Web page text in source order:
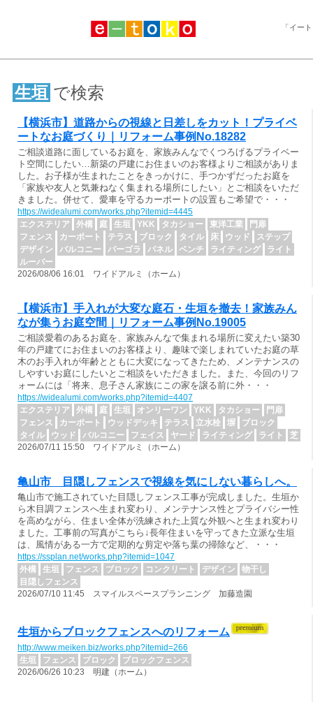
「イー
生垣 で検索
【横浜市】道路からの視線と日差しをカット！プライベ
ートなお庭づくり｜リフォーム事例No.18282
ご相談道路に面しているお庭を、家族みんなでくつろげるプライベー
ト空間にしたい…新築の戸建にお住まいのお客様よりご相談がありま
した。お子様が生まれたことをきっかけに、手つかずだったお庭を
「家族や友人と気兼ねなく集まれる場所にしたい」とご相談をいただ
きました。併せて、愛車を守るカーポートの設置もご希望で・・・
https://widealumi.com/works.php?itemid=4445
エクステリア
外構 庭 生垣 YKK タカショー 東洋工業
門扉
フェンス
カーポート テラス ブロック タイル 床 ウッド
ステップ
デザイン
バルコニー パーゴラ パネル ベンチ ライティング
ライト
ルーバー
2026/08/06 16:01 ワイドアルミ（ホーム）
【横浜市】手入れが大変な庭石・生垣を撤去！家族みん
なが集うお庭空間｜リフォーム事例No.19005
ご相談愛着のあるお庭を、家族みんなで集まれる場所に変えたい築30
年の戸建てにお住まいのお客様より、趣味で楽しまれていたお庭の草
木のお手入れが年齢とともに大変になってきたため、メンテナンスの
しやすいお庭にしたいとご相談をいただきました。また、今回のリフ
ォームには「将来、息子さん家族にこの家を譲る前に外・・・
https://widealumi.com/works.php?itemid=4407
エクステリア
外構 庭 生垣 オンリーワン YKK タカショー
門扉
フェンス
カーポート ウッドデッキ テラス 立水栓 塀
ブロック
タイル
ウッド バルコニー フェイス ヤード ライティング ライト
芝
2026/07/11 15:50 ワイドアルミ（ホーム）
亀山市 目隠しフェンスで視線を気にしない暮らしへ。
亀山市で施工されていた目隠しフェンス工事が完成しました。生垣か
ら木目調フェンスへ生まれ変わり、メンテナンス性とプライバシー性
を高めながら、住まい全体が洗練された上質な外観へと生まれ変わり
ました。工事前の写真がこちら↓長年住まいを守ってきた立派な生垣
は、風情がある一方で定期的な剪定や落ち葉の掃除など、・・・
https://ssplan.net/works.php?itemid=1047
外構
生垣 フェンス ブロック コンクリート デザイン
物干し
目隠しフェンス
2026/07/10 11:45 スマイルスペースプランニング 加藤造園
生垣からブロックフェンスへのリフォーム
http://www.meiken.biz/works.php?itemid=266
生垣
フェンス ブロック
ブロックフェンス
2026/06/26 10:23 明建（ホーム）